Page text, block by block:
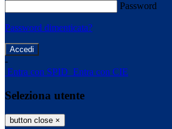
Password
Password dimenticata?
-
Entra con SPID Entra con CIE
Seleziona utente
button close ×